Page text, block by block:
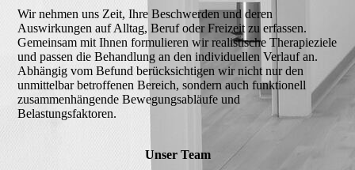
Wir nehmen uns Zeit, Ihre Beschwerden und deren
Auswirkungen auf Alltag, Beruf oder Freizeit zu erfassen.
Gemeinsam mit Ihnen formulieren wir realistische Therapieziele
und passen die Behandlung an den individuellen Verlauf an.
Abhängig vom Befund berücksichtigen wir nicht nur den
unmittelbar betroffenen Bereich, sondern auch funktionell
zusammenhängende Bewegungsabläufe und
Belastungsfaktoren.
Unser Team